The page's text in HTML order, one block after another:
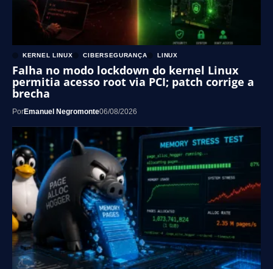
KERNEL LINUX CIBERSEGURANÇA LINUX
Falha no modo lockdown do kernel Linux
permitia acesso root via PCI; patch corrige a
brecha
PorEmanuel Negromonte06/08/2026